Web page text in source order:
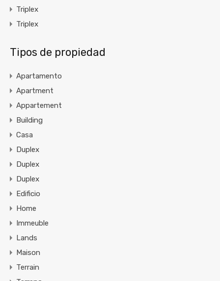
Triplex
Triplex
Tipos de propiedad
Apartamento
Apartment
Appartement
Building
Casa
Duplex
Duplex
Duplex
Edificio
Home
Immeuble
Lands
Maison
Terrain